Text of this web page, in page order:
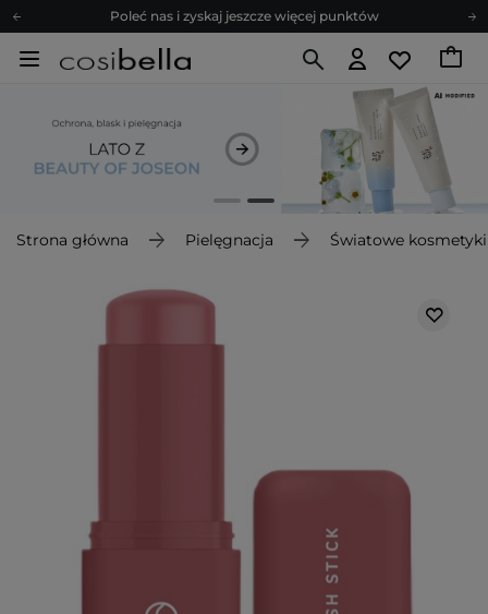
Poleć nas i zyskaj jeszcze więcej punktów
Zapisz się na newsletter pełen porad
Z nami to możliwe! Realizacja zamówienia do 24h.
Poleć nas i zyskaj jeszcze więcej punktów
Zapisz się na newsletter pełen porad
Strona główna Pielęgnacja Światowe kosmetyki